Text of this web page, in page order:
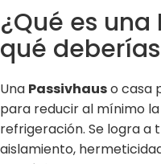
¿Qué es una
qué
Una Passivhauso casa
para reducir al mínimo
refrigeración. Se logra a
aislamiento,